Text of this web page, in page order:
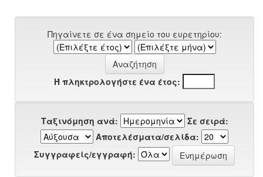
Πηγαίνετε σε ένα σημείο του ευρετηρίου:
Ή πληκτρολογήστε ένα έτος:
Ταξινόμηση ανά:
Σε σειρά:
Αποτελέσματα/σελίδα:
Συγγραφείς/εγγραφή: